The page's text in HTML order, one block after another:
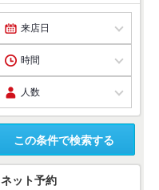
この条件で検索する
ネット予約